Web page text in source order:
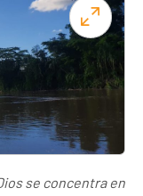
se concentra en